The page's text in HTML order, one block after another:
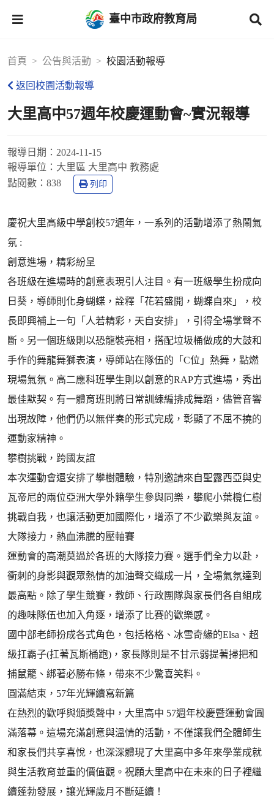
臺中市政府教育局
首頁 公告與活動 校園活動報導
返回校園活動報導
大里高中57週年校慶運動會~實況報導
報導日期： 2024-11-15
報導單位： 大里區 大里高中 教務處
點閱數： 838 列印
慶祝大里高級中學創校57週年，一系列的活動增添了熱鬧氣
氛 :
創意進場，精彩紛呈
各班級在進場時的創意表現引人注目。有一班級學生扮成向
日葵，導師則化身蝴蝶，詮釋「花若盛開，蝴蝶自來」，校
長即興補上一句「人若精彩，天自安排」，引得全場掌聲不
斷。另一個班級則以恐龍裝亮相，搭配垃圾桶做成的大鼓和
手作的舞龍舞獅表演，導師站在隊伍的「C位」熱舞，點燃
現場氣氛。高二應科班學生則以創意的RAP方式進場，秀出
最佳默契。有一體育班則將日常訓練編排成舞蹈，儘管音響
出現故障，他們仍以無伴奏的形式完成，彰顯了不屈不撓的
運動家精神。
攀樹挑戰，跨國友誼
本次運動會還安排了攀樹體驗，特別邀請來自聖露西亞與史
瓦帝尼的兩位亞洲大學外籍學生參與同樂，攀爬小葉欖仁樹
挑戰自我，也讓活動更加國際化，增添了不少歡樂與友誼。
大隊接力，熱血沸騰的壓軸賽
運動會的高潮莫過於各班的大隊接力賽。選手們全力以赴，
衝刺的身影與觀眾熱情的加油聲交織成一片，全場氣氛達到
最高點。除了學生競賽，教師、行政團隊與家長們各自組成
的趣味隊伍也加入角逐，增添了比賽的歡樂感。
國中部老師扮成各式角色，包括格格、冰雪奇緣的Elsa、超
級扛霸子(扛著瓦斯桶跑)，家長隊則是不甘示弱提著掃把和
捕鼠籠、綁著必勝布條，帶來不少驚喜笑料。
圓滿結束，57年光輝續寫新篇
在熱烈的歡呼與頒獎聲中，大里高中 57週年校慶暨運動會圓
滿落幕。這場充滿創意與溫情的活動，不僅讓我們全體師生
和家長們共享喜悅，也深深體現了大里高中多年來學業成就
與生活教育並重的價值觀。祝願大里高中在未來的日子裡繼
續蓬勃發展，讓光輝歲月不斷延續！